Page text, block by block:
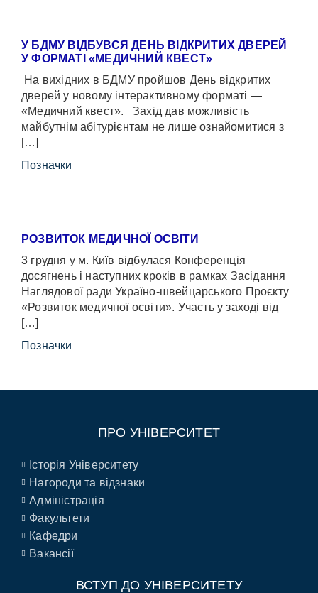
У БДМУ ВІДБУВСЯ ДЕНЬ ВІДКРИТИХ ДВЕРЕЙ
У ФОРМАТІ «МЕДИЧНИЙ КВЕСТ»
На вихідних в БДМУ пройшов День відкритих
дверей у новому інтерактивному форматі —
«Медичний квест». Захід дав можливість
майбутнім абітурієнтам не лише ознайомитися з
[…]
Позначки
РОЗВИТОК МЕДИЧНОЇ ОСВІТИ
3 грудня у м. Київ відбулася Конференція
досягнень і наступних кроків в рамках Засідання
Наглядової ради Україно-швейцарського Проєкту
«Розвиток медичної освіти». Участь у заході від
[…]
Позначки
ПРО УНІВЕРСИТЕТ
Історія Університету
Нагороди та відзнаки
Адміністрація
Факультети
Кафедри
Вакансії
ВСТУП ДО УНІВЕРСИТЕТУ